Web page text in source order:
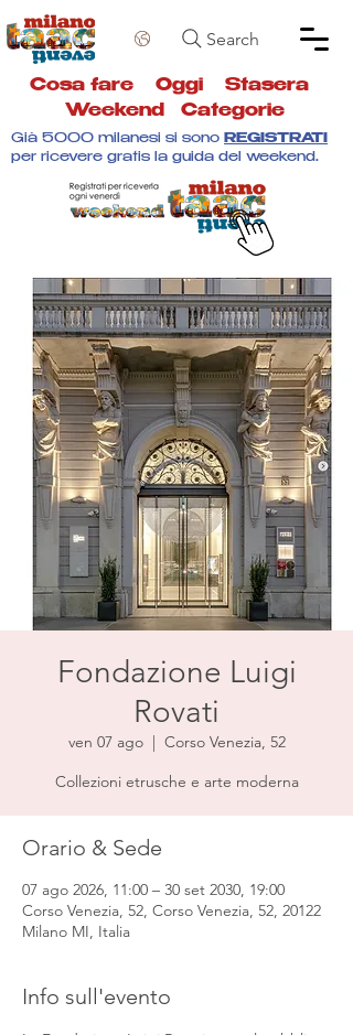
Search
Cosa fare Oggi Stasera
Weekend
Categorie
Già 5000 milanesi si sono REGISTRATI
per ricevere gratis la guida del weekend.
Fondazione Luigi
Rovati
ven 07 ago
  |
Corso Venezia, 52
Collezioni etrusche e arte moderna
Orario & Sede
07 ago 2026, 11:00 – 30 set 2030, 19:00
Corso Venezia, 52, Corso Venezia, 52, 20122
Milano MI, Italia
Info sull'evento